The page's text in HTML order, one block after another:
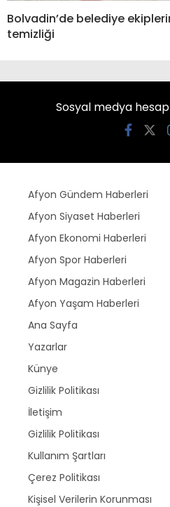
Bolvadin’de belediye
temizliği
Sosyal medya
Afyon Gündem Haberleri
Afyon Siyaset Haberleri
Afyon Ekonomi Haberleri
Afyon Spor Haberleri
Afyon Magazin Haberleri
Afyon Yaşam Haberleri
Ana Sayfa
Yazarlar
Künye
Gizlilik Politikası
İletişim
Gizlilik Politikası
Kullanım Şartları
Çerez Politikası
Kişisel Verilerin Korunması